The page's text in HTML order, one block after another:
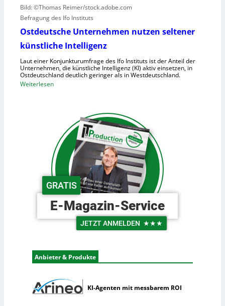
c
e
n
o
h
e
n
m
a
n
o
i
d
e
R
r
i
n
d
e
r
L
o
s
t
k
Bild: ©Thomas Reimer/stock.adobe.com
Befragung des Ifo Instituts
Ostdeutsche Unternehmen nutzen seltener
künstliche Intelligenz
Laut einer Konjunkturumfrage des Ifo Instituts ist der Anteil der
Unternehmen, die künstliche Intelligenz (KI) aktiv einsetzen, in
Ostdeutschland deutlich geringer als in Westdeutschland.
Weiterlesen:
u
t
s
c
h
e
U
n
r
n
h
m
GRATIS
E-Magazin-Service
JETZT ANMELDEN ★★★
Anbieter & Produkte
KI-Agenten mit messbarem ROI